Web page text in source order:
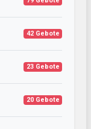
42 Gebote
23 Gebote
20 Gebote